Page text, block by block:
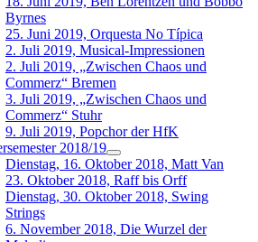
Byrnes
25. Juni 2019, Orquesta No Típica
2. Juli 2019, Musical-Impressionen
2. Juli 2019, „Zwischen Chaos und
Commerz“ Bremen
3. Juli 2019, „Zwischen Chaos und
Commerz“ Stuhr
9. Juli 2019, Popchor der HfK
2018/19
Dienstag, 16. Oktober 2018, Matt Van
23. Oktober 2018, Raff bis Orff
Dienstag, 30. Oktober 2018, Swing
Strings
6. November 2018, Die Wurzel der